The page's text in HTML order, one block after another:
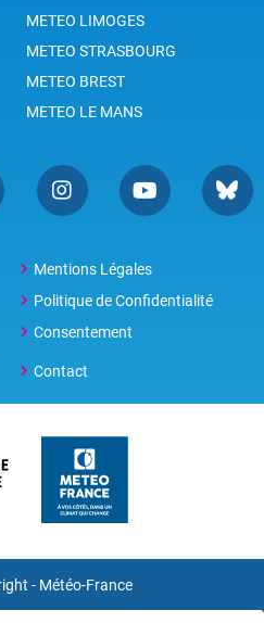
METEO LIMOGES
METEO STRASBOURG
METEO BREST
METEO LE MANS
Mentions Légales
Politique de Confidentialité
Consentement
Contact
- Météo-France